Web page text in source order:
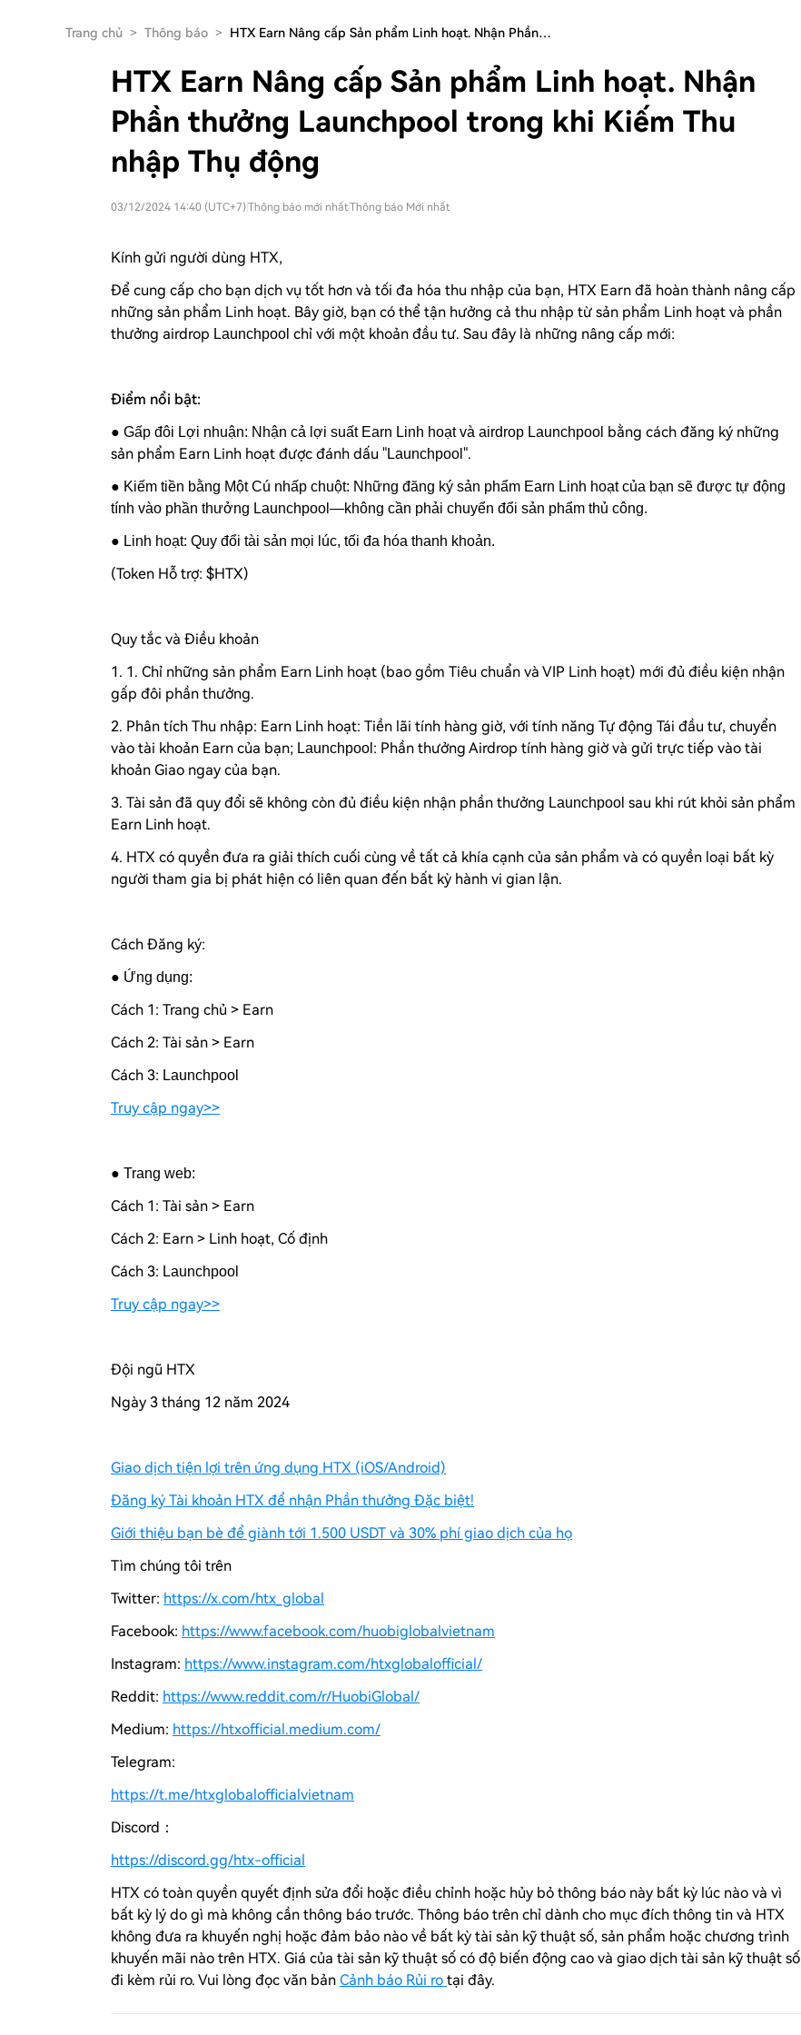
Trang chủ > Thông báo > HTX Earn Nâng cấp Sản phẩm Linh hoạt. Nhận Phần…
HTX Earn Nâng cấp Sản phẩm Linh hoạt. Nhận
Phần thưởng Launchpool trong khi Kiếm Thu
nhập Thụ động
03/12/2024 14:40 (UTC+7)Thông báo mới nhấtThông báo Mới nhất
Kính gửi người dùng HTX,
Để cung cấp cho bạn dịch vụ tốt hơn và tối đa hóa thu nhập của bạn, HTX Earn đã hoàn thành nâng cấp
những sản phẩm Linh hoạt. Bây giờ, bạn có thể tận hưởng cả thu nhập từ sản phẩm Linh hoạt và phần
thưởng airdrop Launchpool chỉ với một khoản đầu tư. Sau đây là những nâng cấp mới:
Điểm nổi bật:
● Gấp đôi Lợi nhuận: Nhận cả lợi suất Earn Linh hoạt và airdrop Launchpool bằng cách đăng ký những
sản phẩm Earn Linh hoạt được đánh dấu "Launchpool ".
● Kiếm tiền bằng Một Cú nhấp chuột: Những đăng ký sản phẩm Earn Linh hoạt của bạn sẽ được tự động
tính vào phần thưởng Launchpool —không cần phải chuyển đổi sản phẩm thủ công.
● Linh hoạt: Quy đổi tài sản mọi lúc, tối đa hóa thanh khoản.
(Token Hỗ trợ: $HTX)
Quy tắc và Điều khoản
1. 1. Chỉ những sản phẩm Earn Linh hoạt (bao gồm Tiêu chuẩn và VIP Linh hoạt) mới đủ điều kiện nhận
gấp đôi phần thưởng.
2. Phân tích Thu nhập: Earn Linh hoạt: Tiền lãi tính hàng giờ, với tính năng Tự động Tái đầu tư, chuyển
vào tài khoản Earn của bạn; Launchpool : Phần thưởng Airdrop tính hàng giờ và gửi trực tiếp vào tài
khoản Giao ngay của bạn.
3. Tài sản đã quy đổi sẽ không còn đủ điều kiện nhận phần thưởng Launchpool sau khi rút khỏi sản phẩm
Earn Linh hoạt.
4. HTX có quyền đưa ra giải thích cuối cùng về tất cả khía cạnh của sản phẩm và có quyền loại bất kỳ
người tham gia bị phát hiện có liên quan đến bất kỳ hành vi gian lận.
Cách Đăng ký:
● Ứng dụng:
Cách 1: Trang chủ > Earn
Cách 2: Tài sản > Earn
Cách 3: Launchpool
Truy cập ngay>>
● Trang web:
Cách 1: Tài sản > Earn
Cách 2: Earn > Linh hoạt, Cố định
Cách 3: Launchpool
Truy cập ngay>>
Đội ngũ HTX
Ngày 3 tháng 12 năm 2024
Giao dịch tiện lợi trên ứng dụng HTX (iOS/Android)
Đăng ký Tài khoản HTX để nhận Phần thưởng Đặc biệt!
Giới thiệu bạn bè để giành tới 1.500 USDT và 30% phí giao dịch của họ
Tìm chúng tôi trên
Twitter: https://x.com/htx_global
Facebook: https://www.facebook.com/huobiglobalvietnam
Instagram: https://www.instagram.com/htxglobalofficial/
Reddit: https://www.reddit.com/r/HuobiGlobal/
Medium: https://htxofficial.medium.com/
Telegram:
https://t.me/htxglobalofficialvietnam
Discord：
https://discord.gg/htx-official
HTX có toàn quyền quyết định sửa đổi hoặc điều chỉnh hoặc hủy bỏ thông báo này bất kỳ lúc nào và vì
bất kỳ lý do gì mà không cần thông báo trước. Thông báo trên chỉ dành cho mục đích thông tin và HTX
không đưa ra khuyến nghị hoặc đảm bảo nào về bất kỳ tài sản kỹ thuật số, sản phẩm hoặc chương trình
khuyến mãi nào trên HTX. Giá của tài sản kỹ thuật số có độ biến động cao và giao dịch tài sản kỹ thuật số
đi kèm rủi ro. Vui lòng đọc văn bản Cảnh báo Rủi ro tại đây.